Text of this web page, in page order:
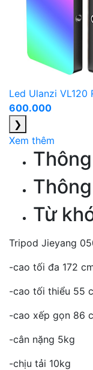
Led Ulanzi VL120
600.000
❯
Xem thêm
Từ
Tripod Jieyang
-cao tối đa 172
-cao tối thiểu 55
-cao xếp gọn 86
-cân nặng 5kg
-chịu tải 10kg